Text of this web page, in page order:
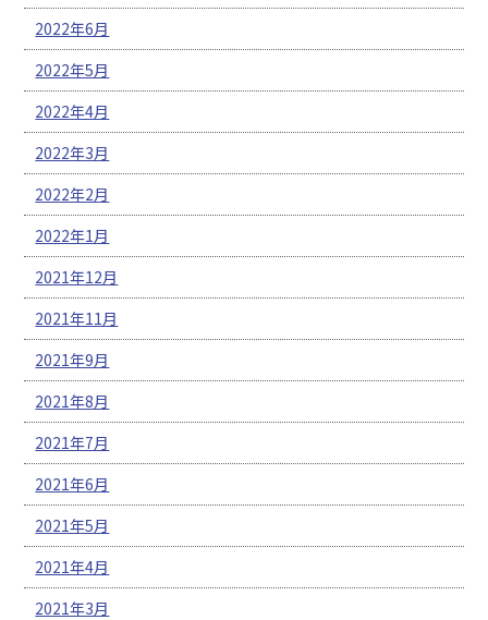
2022年6月
2022年5月
2022年4月
2022年3月
2022年2月
2022年1月
2021年12月
2021年11月
2021年9月
2021年8月
2021年7月
2021年6月
2021年5月
2021年4月
2021年3月